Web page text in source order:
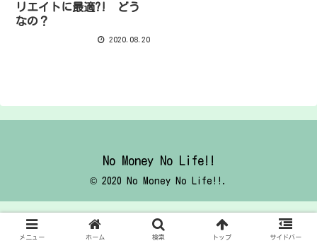
リエイトに最適?! どう
なの？
2020.08.20
No Money No Life!!
© 2020 No Money No Life!!.
メニュー ホーム 検索 トップ サイドバー